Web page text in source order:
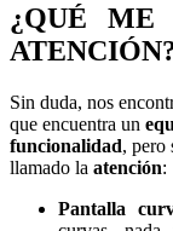
¿QUÉ
Sin duda, nos
que encuentra un
funcionalidad, pero
llamado la atención:
Pantalla